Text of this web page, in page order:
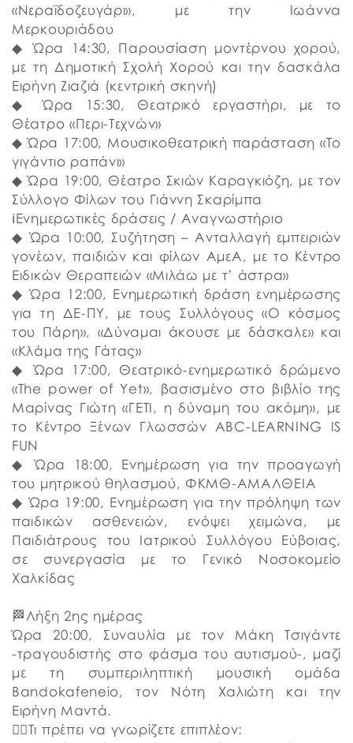
«Νεραϊδοζευγάρι», με την Ιωάννα
Μερκουριάδου
◆ Ώρα 14:30, Παρουσίαση μοντέρνου χορού,
με τη Δημοτική Σχολή Χορού και την δασκάλα
Ειρήνη Ζιαζιά (κεντρική σκηνή)
◆ Ώρα 15:30, Θεατρικό εργαστήρι, με το
Θέατρο «Περι-Τεχνών»
◆ Ώρα 17:00, Μουσικοθεατρική παράσταση «Το
γιγάντιο ραπάνι»
◆ Ώρα 19:00, Θέατρο Σκιών Καραγκιόζη, με τον
Σύλλογο Φίλων του Γιάννη Σκαρίμπα
ℹ️Ενημερωτικές δράσεις / Αναγνωστήριο
◆ Ώρα 10:00, Συζήτηση – Ανταλλαγή εμπειριών
γονέων, παιδιών και φίλων ΑμεΑ, με το Κέντρο
Ειδικών Θεραπειών «Μιλάω με τ’ άστρα»
◆ Ώρα 12:00, Ενημερωτική δράση ενημέρωσης
για τη ΔΕ-ΠΥ, με τους Συλλόγους «Ο κόσμος
του Πάρη», «Δύναμαι άκουσε με δάσκαλε» και
«Κλάμα της Γάτας»
◆ Ώρα 17:00, Θεατρικό-ενημερωτικό δρώμενο
«The power of Yet», βασισμένο στο βιβλίο της
Μαρίνας Γιώτη «ΓΕΤΙ, η δύναμη του ακόμη», με
το Κέντρο Ξένων Γλωσσών ABC-LEARNING IS
FUN
◆ Ώρα 18:00, Ενημέρωση για την προαγωγή
του μητρικού θηλασμού, ΦΚΜΘ-ΑΜΑΛΘΕΙΑ
◆ Ώρα 19:00, Ενημέρωση για την πρόληψη των
παιδικών ασθενειών, ενόψει χειμώνα, με
Παιδιάτρους του Ιατρικού Συλλόγου Εύβοιας,
σε συνεργασία με το Γενικό Νοσοκομείο
Χαλκίδας
🏁Λήξη 2ης ημέρας
Ώρα 20:00, Συναυλία με τον Μάκη Τσιγάντε
-τραγουδιστής στο φάσμα του αυτισμού-, μαζί
με τη συμπεριληπτική μουσική ομάδα
Bandokafeneio, τον Νότη Χαλιώτη και την
Ειρήνη Μαντά.
👉🏼Τι πρέπει να γνωρίζετε επιπλέον: